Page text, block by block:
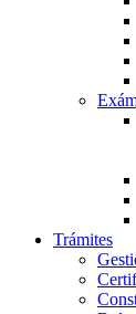
Trámites